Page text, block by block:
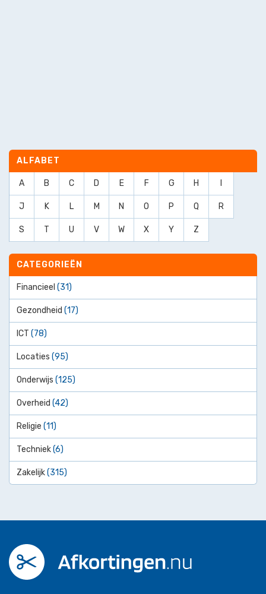
ALFABET
A B C D E F G H
J K L M N O P Q R
S T U V W X Y Z
CATEGORIEËN
Financieel (31)
Gezondheid (17)
ICT (78)
Locaties (95)
Onderwijs (125)
Overheid (42)
Religie (11)
Techniek(6)
Zakelijk(315)